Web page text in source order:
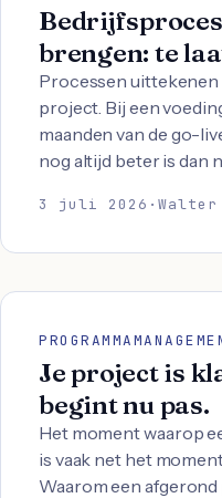
brengen: te
Processen
project. Bij een
maanden van de go-
nog altijd beter is dan
3 juli 2026 ·Walter
Je project is
begint nu pas.
Het moment waarop
is vaak net het
Waarom een